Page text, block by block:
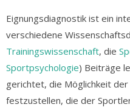
Eignungsdiagnostik ist ein
verschiedene
Trainingswissenschaft, die
Sportpsychologie) Beiträge
gerichtet, die Möglichkeit
festzustellen, die der